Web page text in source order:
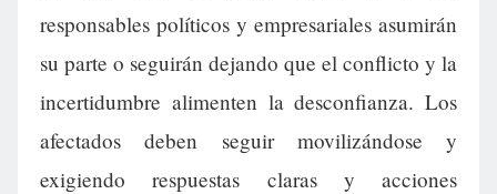
responsables políticos y empresariales asumirán
su parte o seguirán dejando que el conflicto y la
incertidumbre alimenten la desconfianza. Los
afectados deben seguir movilizándose y
exigiendo respuestas claras y acciones